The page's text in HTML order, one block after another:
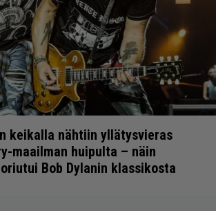
keikalla nähtiin yllätysvieras
maailman huipulta – näin
Bob Dylanin klassikosta